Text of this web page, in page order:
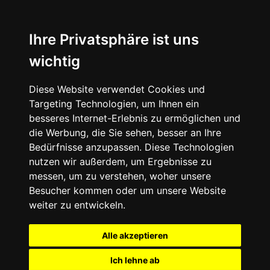
Ihre Privatsphäre ist uns
wichtig
Diese Website verwendet Cookies und
Targeting Technologien, um Ihnen ein
besseres Internet-Erlebnis zu ermöglichen und
die Werbung, die Sie sehen, besser an Ihre
Bedürfnisse anzupassen. Diese Technologien
nutzen wir außerdem, um Ergebnisse zu
messen, um zu verstehen, woher unsere
Besucher kommen oder um unsere Website
weiter zu entwickeln.
Alle akzeptieren
Ich lehne ab